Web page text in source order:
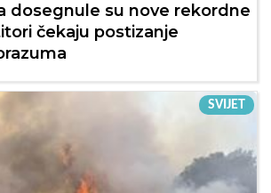
dosegnule su nove rekordne
čekaju postizanje
SVIJET